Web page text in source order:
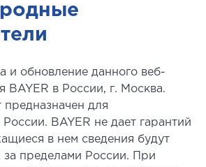
и обновление данного веб-
BAYER в России, г. Москва.
для
BAYER не дает гарантий
в нем сведения будут
за пределами России. При